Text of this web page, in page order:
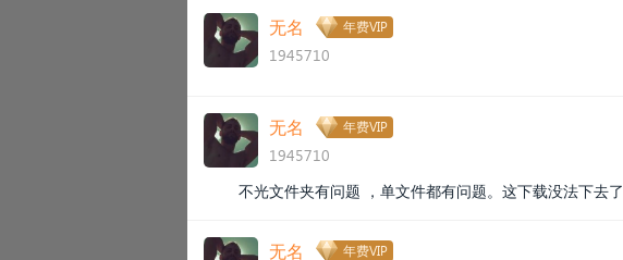
无名 年费VIP
1945710
无名 年费VIP
1945710
不光文件夹有问题 ，单文件都有问题。这下载没法下去了
无名 年费VIP